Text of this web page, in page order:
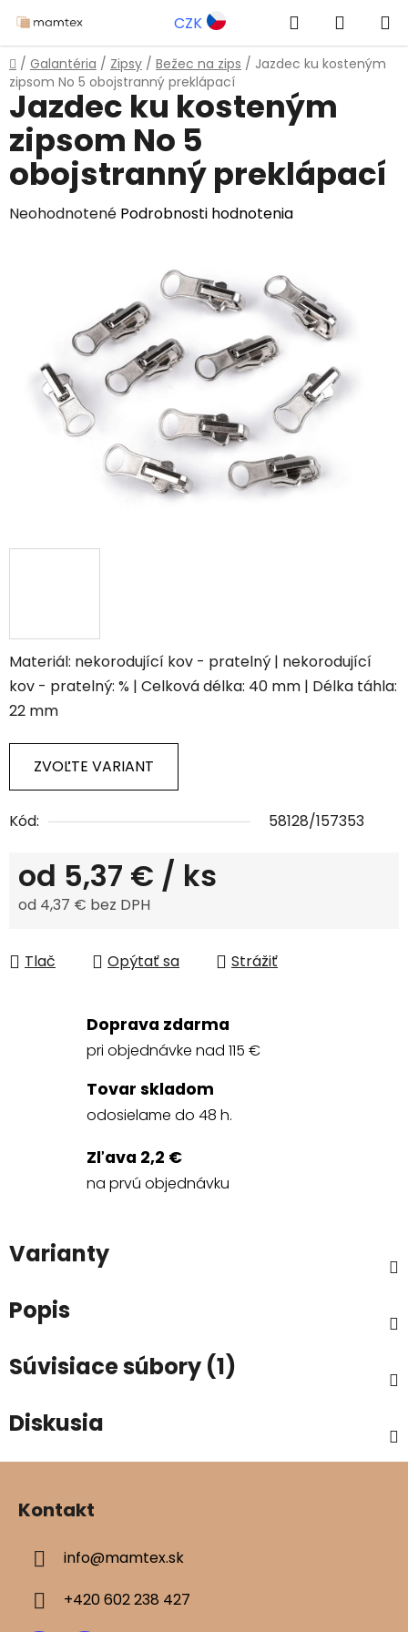
na
obsah
CZK Hľadať
KOŠÍK
Domov
/ Galantéria / Zipsy / Bežec na zips / Jazdec ku kosteným
zipsom No 5 obojstranný preklápací
Materiál: nekorodující kov - pratelný | nekorodující
kov - pratelný: % | Celková délka: 40 mm | Délka táhla:
22 mm
ZVOĽTE VARIANT
Kód: 58128/157353
od 5,37 € / ks
od 4,37 € bez DPH
Tlač
Opýtať sa Strážiť
Jazdec ku kosteným
zipsom No 5
obojstranný preklápací
Priemerné
hviezdičiek.
Neohodnotené Podrobnosti hodnotenia
Doprava zdarma
pri objednávke nad 115 €
Tovar skladom
odosielame do 48 h.
Zľava 2,2 €
na prvú objednávku
Varianty
Popis
Súvisiace súbory (1)
Diskusia
Kontakt
info@mamtex.sk
+420 602 238 427